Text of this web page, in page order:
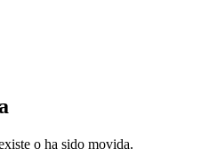
o ha sido movida.